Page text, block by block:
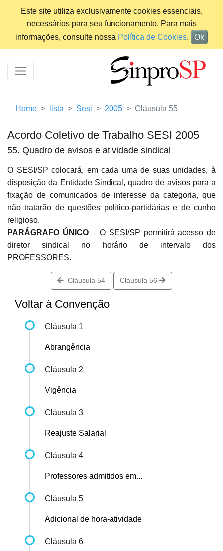
Este site utiliza exclusivamente cookies essenciais,
necessários para seu funcionamento. Para mais
informações, consulte nossa Política de Cookies. Ok
Home lista Sesi 2005 Cláusula 55
Acordo Coletivo de Trabalho SESI 2005
55. Quadro de avisos e atividade sindical
O SESI/SP colocará, em cada uma de suas unidades, à
disposição da Entidade Sindical, quadro de avisos para a
fixação de comunicados de interesse da categoria, que
não tratarão de questões político-partidárias e de cunho
religioso.
PARÁGRAFO ÚNICO– O SESI/SP permitirá acesso de
diretor sindical no horário de intervalo dos
PROFESSORES.
Cláusula 54 Cláusula 56
Voltar à Convenção
Cláusula 1
Abrangência
Cláusula 2
Vigência
Cláusula 3
Reajuste Salarial
Cláusula 4
Professores admitidos em...
Cláusula 5
Adicional de hora-atividade
Cláusula 6